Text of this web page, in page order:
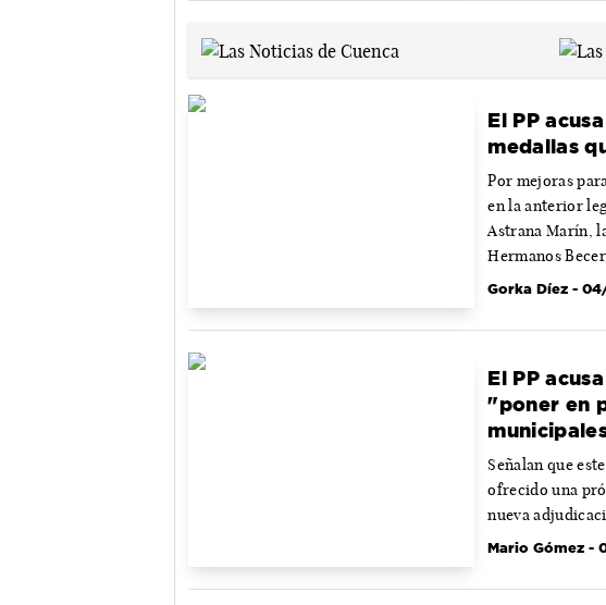
El PP
medallas
Por mejoras
en la anterior
Astrana Marín,
Hermanos
Gorka Díez -
El PP
"poner en
Señalan que
ofrecido una
nueva
Mario Gómez-